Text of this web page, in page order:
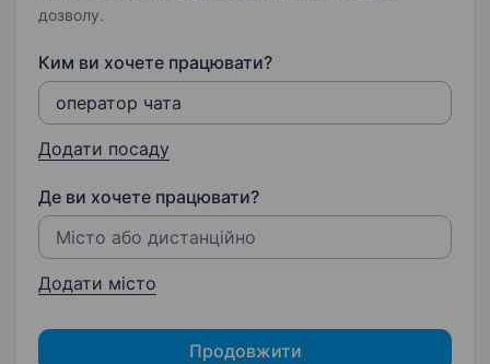
дозволу.
Ким ви хочете працювати?
Додати посаду
Де ви хочете працювати?
Додати місто
Продовжити